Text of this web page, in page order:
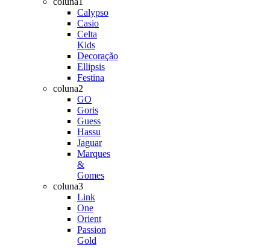
Calypso
Casio
Celta
Kids
Decoração
Ellipsis
Festina
coluna2
GO
Goris
Guess
Hassu
Jaguar
Marques
&
Gomes
coluna3
Link
One
Orient
Passion
Gold